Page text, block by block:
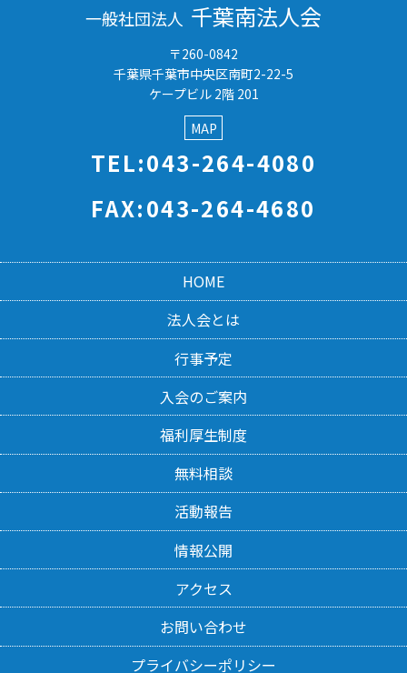
一般社団法人 千葉南法人会
〒260-0842
千葉県千葉市中央区南町2-22-5
ケープビル 2階 201
MAP
TEL:043-264-4080
FAX:043-264-4680
HOME
法人会とは
行事予定
入会のご案内
福利厚生制度
無料相談
活動報告
情報公開
アクセス
お問い合わせ
プライバシーポリシー